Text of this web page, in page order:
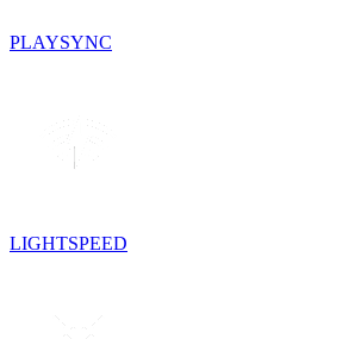
PLAYSYNC
LIGHTSPEED